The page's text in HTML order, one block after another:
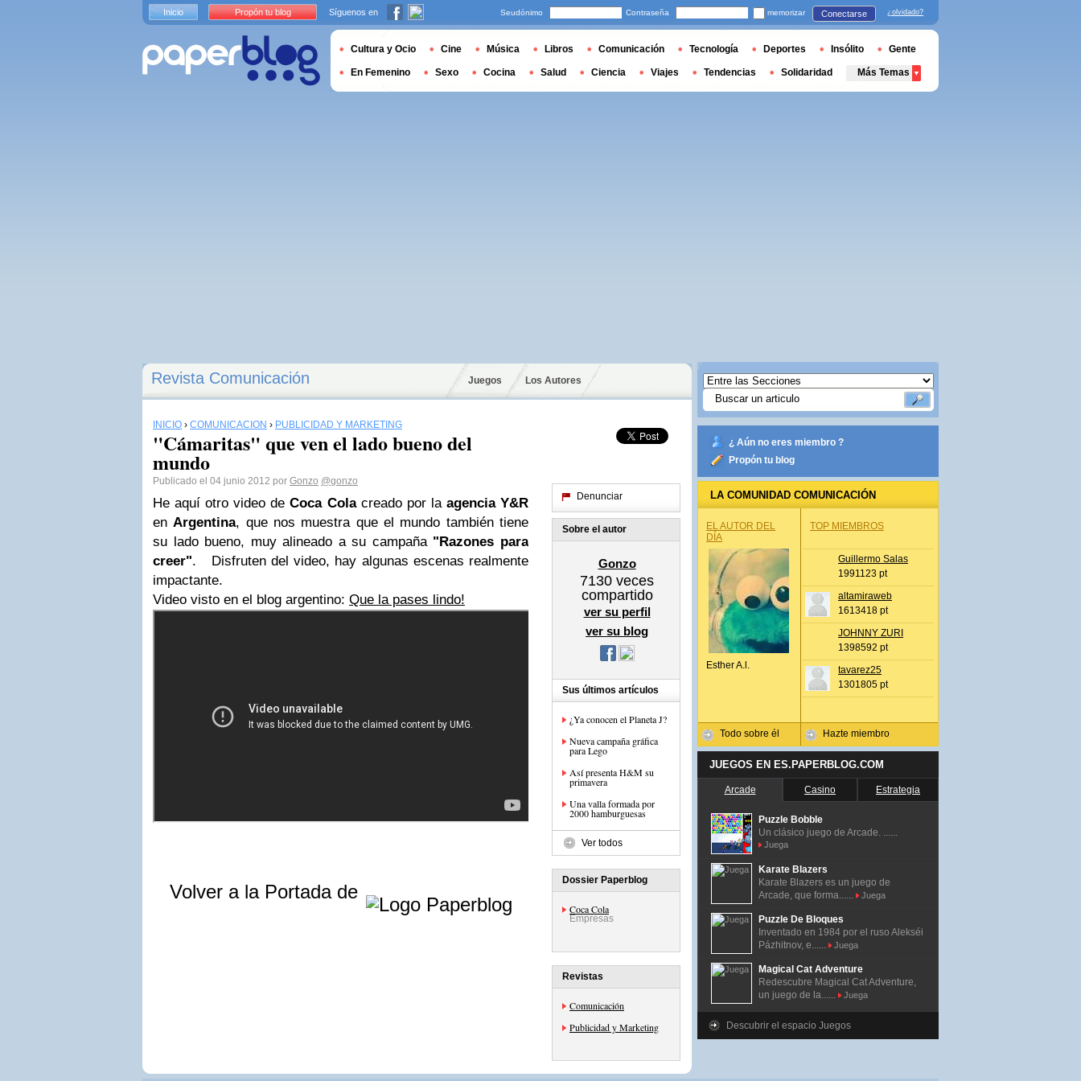
Revista Comunicación Juegos Los Autores
INICIO › COMUNICACIÓN › PUBLICIDAD Y MARKETING
"Cámaritas" que ven el lado bueno del
mundo
Publicado el 04 junio 2012 por Gonzo @gonzo
He aquí otro video deCoca Colacreado por la agencia Y&R
enArgentina, que nos muestra que el mundo también tiene
su lado bueno, muy alineado a su campaña "Razones para
creer". Disfruten del video, hay algunas escenas realmente
impactante.
Video visto en el blog argentino: Que la pases lindo!
Volver a la Portada de
Denunciar
Sobre el autor
Gonzo
7130 veces
compartido
ver su perfil
ver su blog
Sus últimos artículos
¿Ya conocen el Planeta J?
Nueva campaña gráfica
para Lego
Así presenta H&M su
primavera
Una valla formada por
2000 hamburguesas
Ver todos
Dossier Paperblog
Coca Cola
Empresas
Revistas
Comunicación
Publicidad y Marketing
¿ Aún no eres miembro ?
Propón tu blog
LA COMUNIDAD COMUNICACIÓN
EL AUTOR DEL
DÍA
Esther A.l.
Todo sobre él
TOP MIEMBROS
Guillermo Salas
1991123 pt
altamiraweb
1613418 pt
JOHNNY ZURI
1398592 pt
tavarez25
1301805 pt
Hazte miembro
JUEGOS EN ES.PAPERBLOG.COM
Arcade Casino Estrategia
Puzzle Bobble
Un clásico juego de Arcade. ......
Juega
Karate Blazers
Karate Blazers es un juego de
Arcade, que forma......
Juega
Puzzle De Bloques
Inventado en 1984 por el ruso Alekséi
Pázhitnov, e......
Juega
Magical Cat Adventure
Redescubre Magical Cat Adventure,
un juego de la......
Juega
Descubrir el espacio Juegos
Inicio Propón tu blog Síguenos en Seudónimo Contraseña memorizar Conectarse ¿olvidado?
Cultura y Ocio Cine Música Libros Comunicación Tecnología Deportes Insólito Gente
En Femenino Sexo Cocina Salud Ciencia Viajes Tendencias Solidaridad Más Temas